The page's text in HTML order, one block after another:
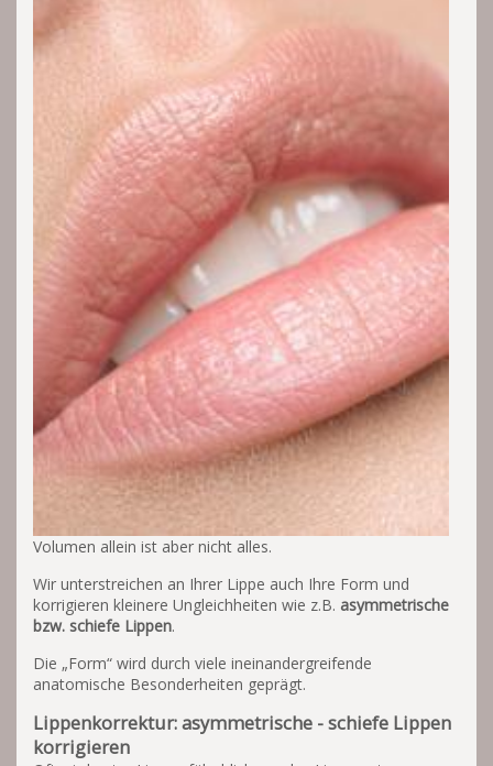
Volumen allein ist aber nicht alles.
Wir unterstreichen an Ihrer Lippe auch Ihre Form und
korrigieren kleinere Ungleichheiten wie z.B. asymmetrische
bzw. schiefe Lippen.
Die „Form“ wird durch viele ineinandergreifende
anatomische Besonderheiten geprägt.
Lippenkorrektur: asymmetrische - schiefe Lippen
korrigieren